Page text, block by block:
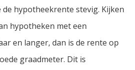
de hypotheekrente stevig. Kijken
hypotheken met een
en langer, dan is de rente op
graadmeter. Dit is